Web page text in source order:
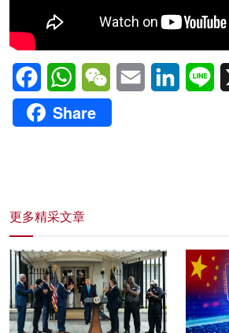
FacebookWhatsAppWeChatEmail LinkedIn
Share
更多精采文章